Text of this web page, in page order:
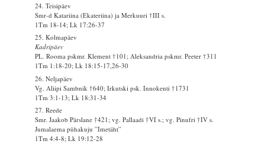
24. Teisipäev
Smr-d Katariina (Ekateriina) ja Merkuuri †III s.
1Tm 18-14; Lk 17:26-37
25. Kolmapäev
Kadripäev
PL. Rooma pskmr. Klement †101; Aleksandria pskmr. Peeter †311
1Tm 1:18-20; Lk 18:15-17,26-30
26. Neljapäev
Vg. Aliipi Sambnik †640; Irkutski psk. Innokenti †1731
1Tm 3:1-13; Lk 18:31-34
27. Reede
Smr. Jaakob Pärslane †421; vg. Pallaadi †VI s.; vg. Pinufri †IV s.
Jumalaema pühakuju ”Imetäht”
1Tm 4:4-8; Lk 19:12-28